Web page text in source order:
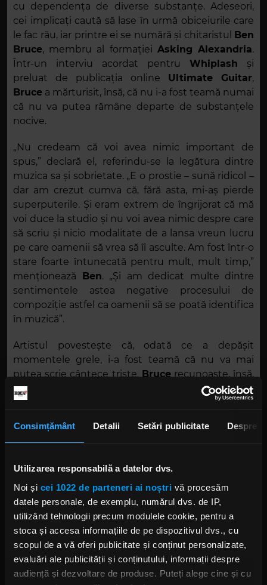
Consimțământ Detalii Setări publicitate Despre
Utilizarea responsabilă a datelor dvs.
Noi și cei 1022 de parteneri ai noștri vă procesăm
datele personale, de exemplu, numărul dvs. de IP,
utilizând tehnologii precum modulele cookie, pentru a
stoca și accesa informațiile de pe dispozitivul dvs., cu
scopul de a vă oferi publicitate și conținut personalizate,
evaluări ale publicității și conținutului, informații despre
audiență și dezvoltare de produse. Puteți alege cine și cu
cu dependența de diverse substanțe. Adeseori,
cei implicați caută să lase în urmă obiceiurile care
le fac rău, iar printre ei se numără și chitaristul Ben
Bruce, membru al formației Asking Alexandria.
Într-un interviu acordat pentru Whiplash și
preluat de publicația online Ultimate Guitar,
Bruce a mărturisit, însă, că nu i-a fost teamă numai
că nu va putea rămâne departe de substanțele
nocive.
„Nu credeam că voi avea nimic important de
spus,” declară el, referindu-se la legătura dintre
muzica sa și sobrietate. „E o prostie – sună ridicol –
dar am crezut cumva că, fără asta, mi-aș pierde
superputerile. Și eram extrem de îngrijorat că mă
voi duce la studio și nu voi avea nimic despre care
să scriu și nicio modalitate de a lansa vreun lucru
pe care oamenii să vrea să îl asculte. Am fost într-o
stare foarte întunecată pentru mult, mult timp,”
menționează Ben. „Și am dedicat multe dintre
sentimentele astea negative procesului de
compoziție astfel ca oamenii să se poată identifica
în muzică”.
Artistul povestește că, odată ce a depășit
momentele grele, i-a fost teamă că nu va mai
putea scrie cântece triste.Brucerecunoaște, însă,
că asta nu s-a întâmplat. „Ideea e că am realizat
foarte rapid, după ce am revenit în studio și eram
că experiențele alea pe care le-am avut și care mă
întristau nu au dispărut – vor face parte din viața
nouă perspectivă asupra lor”.
„Like a House On Fire” , cel mai recent album
semnatAsking Alexandria, este primul material
discografic lansat de băieți fără influența
drogurilor. Discul a apărut pe piață în luna mai a
anului trecut.